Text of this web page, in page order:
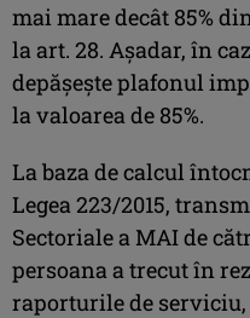
mai mare decât 85%
la art. 28. Așadar, în
depășește plafonul
la valoarea de 85%.
La baza de calcul
Legea 223/2015,
Sectoriale a MAI de
persoana a trecut în
raporturile de